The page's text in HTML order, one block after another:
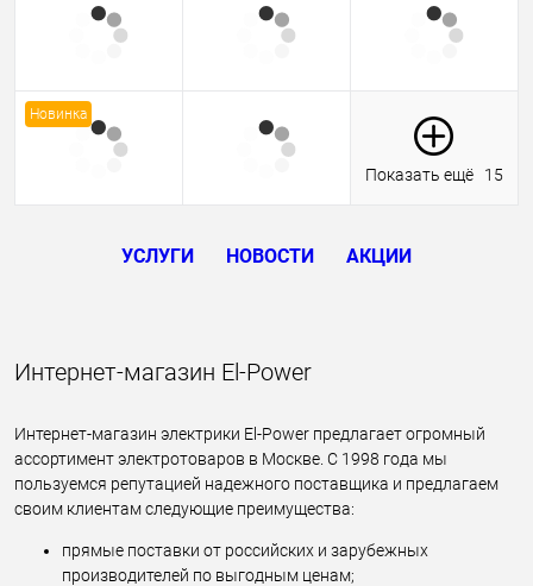
Новинка
Показать ещё 15
УСЛУГИ НОВОСТИ АКЦИИ
Интернет-магазин El-Power
Интернет-магазин электрики El-Power предлагает огромный
ассортимент электротоваров в Москве. С 1998 года мы
пользуемся репутацией надежного поставщика и предлагаем
своим клиентам следующие преимущества:
прямые поставки от российских и зарубежных
производителей по выгодным ценам;